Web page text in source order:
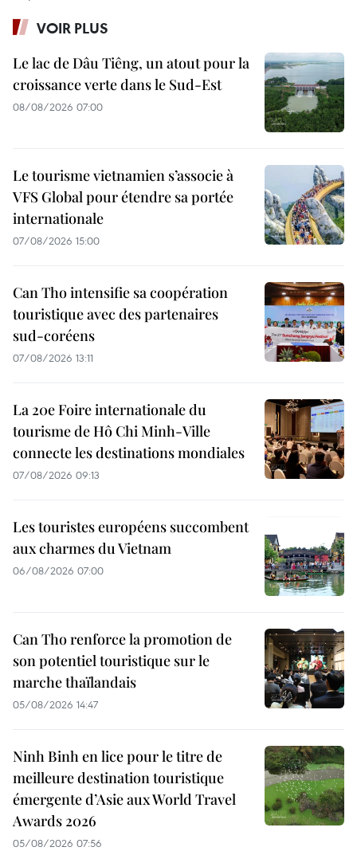
VOIR PLUS
Le lac de Dâu Tiêng, un atout pour la
croissance verte dans le Sud-Est
08/08/2026 07:00
Le tourisme vietnamien s’associe à
VFS Global pour étendre sa portée
internationale
07/08/2026 15:00
Can Tho intensifie sa coopération
touristique avec des partenaires
sud-coréens
07/08/2026 13:11
La 20e Foire internationale du
tourisme de Hô Chi Minh-Ville
connecte les destinations mondiales
07/08/2026 09:13
Les touristes européens succombent
aux charmes du Vietnam
06/08/2026 07:00
Can Tho renforce la promotion de
son potentiel touristique sur le
marche thaïlandais
05/08/2026 14:47
Ninh Binh en lice pour le titre de
meilleure destination touristique
émergente d’Asie aux World Travel
Awards 2026
05/08/2026 07:56